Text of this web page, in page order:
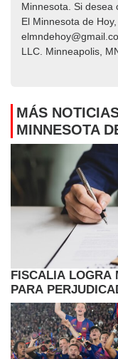
Minnesota. Si desea
El Minnesota de
LLC. Minneapolis,
MÁS
MINNESOTA
FISCALIA LOGRA
PARA
PRESTAMOS